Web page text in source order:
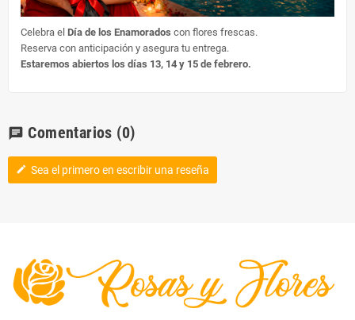
Celebra el Día de los Enamorados con flores frescas.
Reserva con anticipación y asegura tu entrega.
Estaremos abiertos los días 13, 14 y 15 de febrero.
chat Comentarios (0)
edit Sea el primero en escribir una reseña